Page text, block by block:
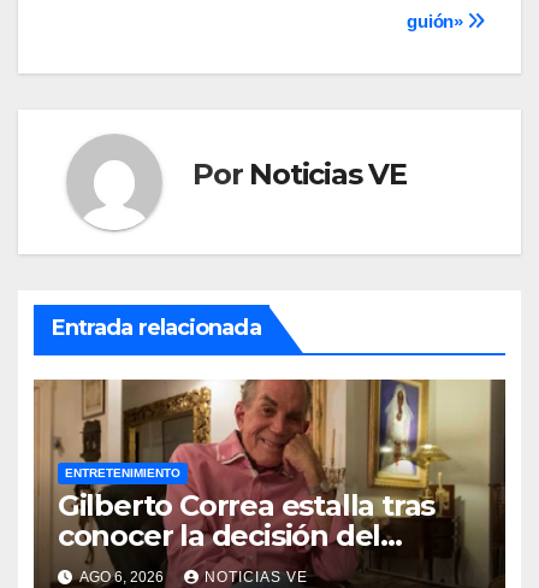
guión»
Por Noticias VE
Entrada relacionada
ENTRETENIMIENTO
Gilberto Correa estalla tras
conocer la decisión del
tribunal en su caso
AGO 6, 2026 NOTICIAS VE